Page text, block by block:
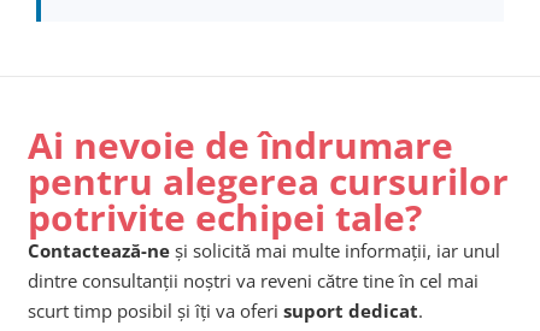
Ai nevoie de îndrumare
pentru alegerea cursurilor
potrivite echipei tale?
Contactează-ne și solicită mai multe informații, iar unul
dintre consultanții noștri va reveni către tine în cel mai
scurt timp posibil și îți va oferi suport dedicat.